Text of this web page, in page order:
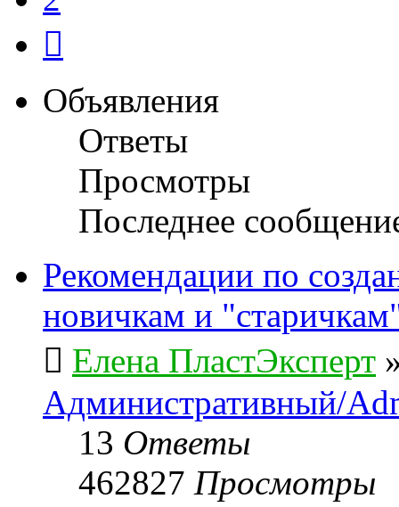
Объявления
Ответы
Просмотры
Последнее
Рекомендации по
новичкам и
Елена ПластЭксперт
Административный/
13 Ответы
462827 Просмотры